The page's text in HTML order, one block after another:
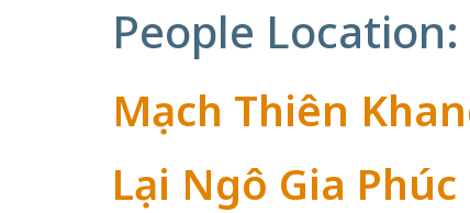
People Location:
Mạch Thiên
Lại Ngô Gia Phúc